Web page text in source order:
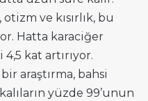
ve kısırlık, bu
Hatta karaciğer
kat artırıyor.
araştırma, bahsi
yüzde 99’unun